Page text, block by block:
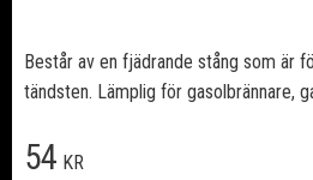
Består av en fjädrande stång som är
tändsten. Lämplig för gasolbrännare,
54 KR